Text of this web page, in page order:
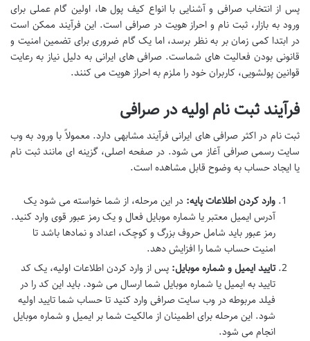
پس از انتخاب صرافی و آشنایی با انواع کیف پول ها، اولین گام عملی برای
ورود به بازار، ثبت نام و احراز هویت در صرافی است. این فرآیند ممکن است
در ابتدا کمی زمان بر به نظر برسد، اما یک گام ضروری برای تضمین امنیت و
قانونی بودن فعالیت های شماست. صرافی های ایرانی به دلیل نیاز به رعایت
قوانین پولشویی، کاربران خود را ملزم به احراز هویت می کنند.
فرآیند ثبت نام اولیه در صرافی
ثبت نام در اکثر صرافی های ایرانی فرآیند مشابهی دارد. معمولاً با ورود به وب
سایت رسمی صرافی آغاز می شود. در صفحه اصلی، گزینه ای مانند ثبت نام
یا ایجاد حساب به وضوح قابل مشاهده است.
وارد کردن اطلاعات پایه: در این مرحله، از شما خواسته می شود یک
آدرس ایمیل معتبر یا شماره موبایل فعال و یک رمز عبور قوی وارد کنید.
رمز عبور باید شامل حروف بزرگ و کوچک، اعداد و نمادها باشد تا
امنیت حساب شما را افزایش دهد.
تایید ایمیل و شماره موبایل: پس از وارد کردن اطلاعات اولیه، یک کد
تایید به ایمیل یا شماره موبایل شما ارسال می شود. باید این کد را در
فیلد مربوطه در وب سایت صرافی وارد کنید تا حساب شما تایید اولیه
شود. این مرحله برای اطمینان از مالکیت شما بر ایمیل و شماره موبایل
انجام می شود.